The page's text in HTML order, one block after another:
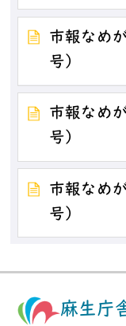
市報なめ
号）
市報なめ
号）
市報なめ
号）
麻生庁